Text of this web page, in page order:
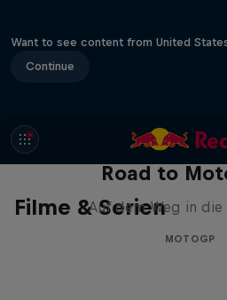
Want to see content from United
Continue
Filme & Serien
Road to
Auf dem Weg in die
MOTOGP